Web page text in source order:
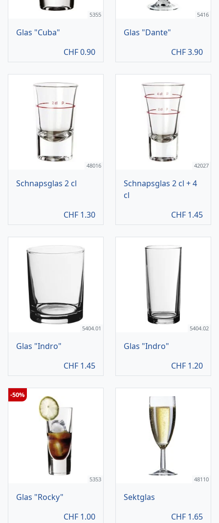
5355
Glas "Cuba"
CHF0.90
5416
Glas "Dante"
CHF3.90
48016
Schnapsglas 2 cl
CHF 1.30
42027
Schnapsglas 2 cl + 4
cl
CHF 1.45
5404.01
Glas "Indro"
CHF 1.45
5404.02
Glas "Indro"
CHF 1.20
5353
Glas "Rocky"
CHF 1.00
-50%
48110
Sektglas
CHF 1.65